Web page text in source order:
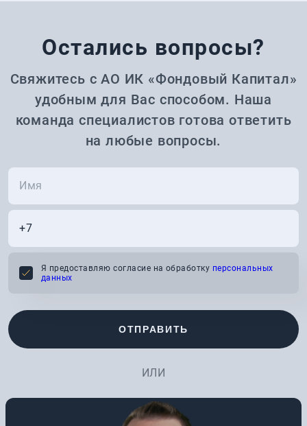
Остались вопросы?
Свяжитесь с АО ИК «Фондовый Капитал»
удобным для Вас способом. Наша
команда специалистов готова ответить
на любые вопросы.
Я предоставляю согласие на обработку персональных
данных
ОТПРАВИТЬ
ИЛИ